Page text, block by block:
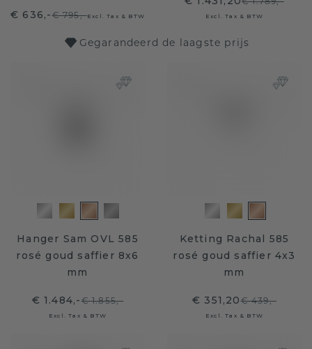
€ 636,-€ 795,-Excl. Tax & BTW Excl. Tax & BTW
Gegarandeerd de laagste prijs
Hanger Sam OVL 585
rosé goud saffier 8x6
mm
€ 1.484,-€ 1.855,-
Excl. Tax & BTW
Ketting Rachal 585
rosé goud saffier 4x3
mm
€ 351,20€ 439,-
Excl. Tax & BTW